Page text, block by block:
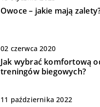
Owoce – jakie mają
02 czerwca 2020
Jak wybrać komfortową
treningów biegowych?
11 października 2022